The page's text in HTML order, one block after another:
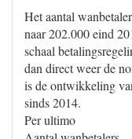
Het aantal
naar 202.000 eind
schaal
dan direct weer de
is de ontwikkeling
sinds 2014.
Per ultimo